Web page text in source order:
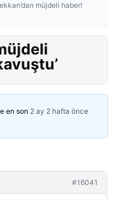
müjdeli haber!
en son 2 ay 2 hafta önce
#16041